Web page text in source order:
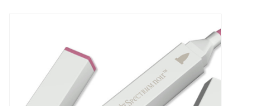
WORKSHOPS
SPECIALS